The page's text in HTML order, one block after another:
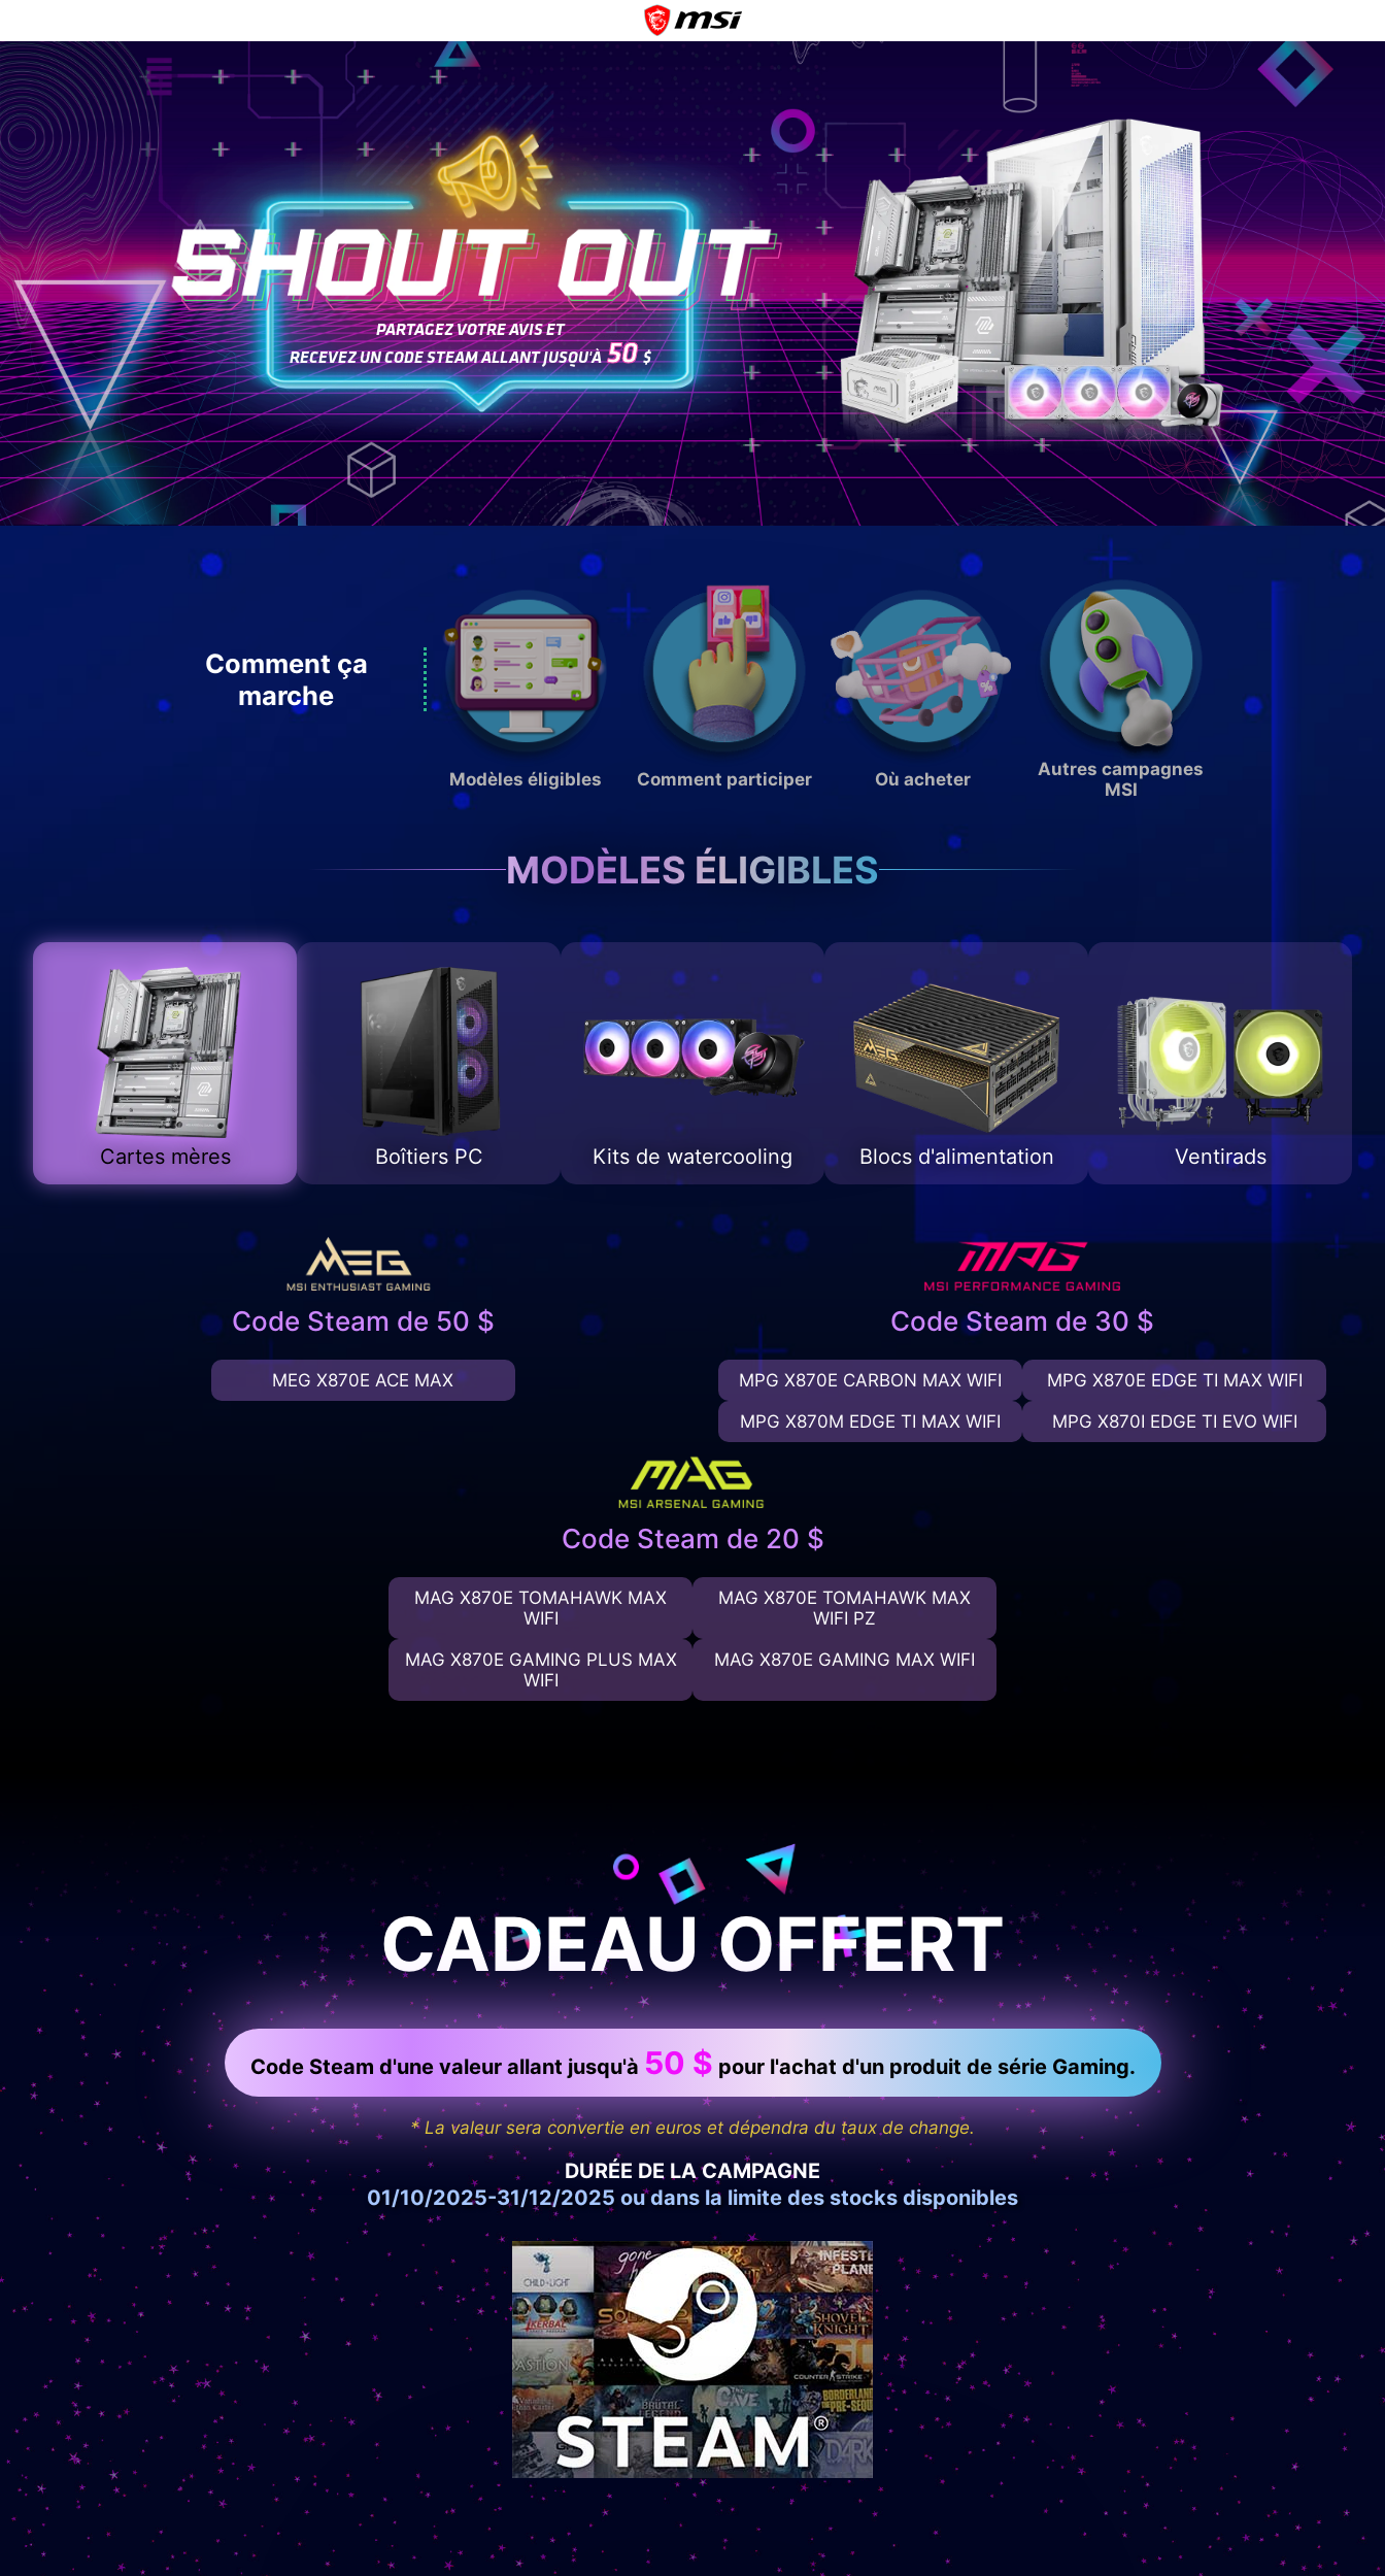
PARTAGEZ VOTRE AVIS ET
RECEVEZ UN CODE STEAM ALLANT JUSQU'À50$
Comment ça
marche
Modèles éligibles Comment participer Où acheter
Autres campagnes
MSI
MODÈLES ÉLIGIBLES
Cartes mères Boîtiers PC Kits de watercooling Blocs d'alimentation Ventirads
Code Steam de 50 $
MEG X870E ACE MAX
Code Steam de 30 $
MPG X870E CARBON MAX WIFI
MPG X870E EDGE TI MAX WIFI
MPG X870M EDGE TI MAX WIFI
MPG X870I EDGE TI EVO WIFI
Code Steam de 20 $
MAG X870E TOMAHAWK MAX
WIFI
MAG X870E TOMAHAWK MAX
WIFI PZ
MAG X870E GAMING PLUS MAX
WIFI
MAG X870E GAMING MAX WIFI
CADEAU OFFERT
Code Steam d'une valeur allant jusqu'à 50 $ pour l'achat d'un produit de série Gaming.
* La valeur sera convertie en euros et dépendra du taux de change.
DURÉE DE LA CAMPAGNE
01/10/2025-31/12/2025 ou dans la limite des stocks disponibles